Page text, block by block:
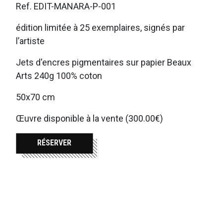
Ref. EDIT-MANARA-P-001
édition limitée à 25 exemplaires, signés par
l’artiste
Jets d'encres pigmentaires sur papier Beaux
Arts 240g 100% coton
50x70 cm
Œuvre disponible à la vente (300.00€)
RÉSERVER